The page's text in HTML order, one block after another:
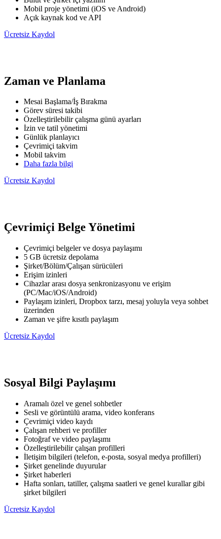
Mobil proje yönetimi (iOS ve Android)
Açık kaynak kod ve API
Ücretsiz Kaydol
Zaman ve Planlama
Mesai Başlama/İş Bırakma
Görev süresi takibi
Özelleştirilebilir çalışma günü ayarları
İzin ve tatil yönetimi
Günlük planlayıcı
Çevrimiçi takvim
Mobil takvim
Daha fazla bilgi
Ücretsiz Kaydol
Çevrimiçi Belge Yönetimi
Çevrimiçi belgeler ve dosya paylaşımı
5 GB ücretsiz depolama
Şirket/Bölüm/Çalışan sürücüleri
Erişim izinleri
Cihazlar arası dosya senkronizasyonu ve erişim
(PC/Mac/iOS/Android)
Paylaşım izinleri, Dropbox tarzı, mesaj yoluyla veya sohbet
üzerinden
Zaman ve şifre kısıtlı paylaşım
Ücretsiz Kaydol
Sosyal Bilgi Paylaşımı
Aramalı özel ve genel sohbetler
Sesli ve görüntülü arama, video konferans
Çevrimiçi video kaydı
Çalışan rehberi ve profiller
Fotoğraf ve video paylaşımı
Özelleştirilebilir çalışan profilleri
İletişim bilgileri (telefon, e-posta, sosyal medya profilleri)
Şirket genelinde duyurular
Şirket haberleri
Hafta sonları, tatiller, çalışma saatleri ve genel kurallar gibi
şirket bilgileri
Ücretsiz Kaydol